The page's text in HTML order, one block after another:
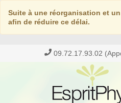
Suite à une réorganisation et
afin de réduire ce délai.
09.72.17.93.02